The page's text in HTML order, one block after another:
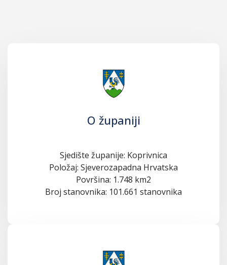
O županiji
Sjedište županije: Koprivnica
Položaj: Sjeverozapadna Hrvatska
Površina: 1.748 km2
Broj stanovnika: 101.661 stanovnika